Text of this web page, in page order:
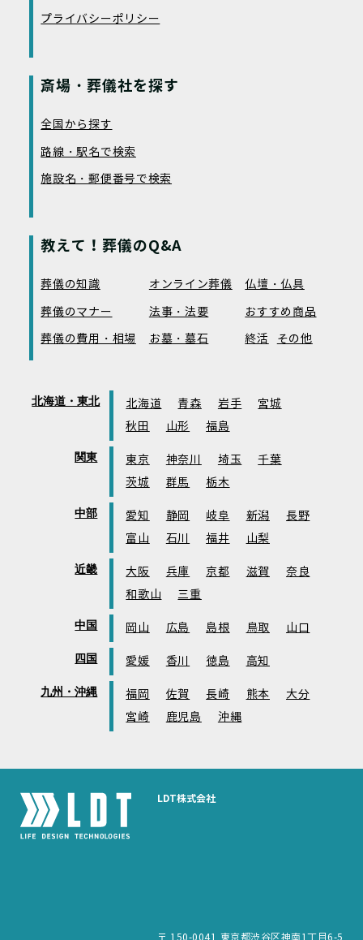
プライバシーポリシー
斎場・葬儀社を探す
全国から探す
路線・駅名で検索
施設名・郵便番号で検索
教えて！葬儀のQ&A
葬儀の知識 オンライン葬儀
仏壇・仏具
葬儀のマナー
法事・法要
おすすめ商品
葬儀の費用・相場
お墓・墓石 終活 その他
北海道・東北 北海道 青森 岩手
宮城
秋田
山形 福島
関東 東京 神奈川 埼玉
千葉
茨城
群馬 栃木
中部 愛知 静岡 岐阜 新潟
長野
富山
石川 福井 山梨
近畿 大阪 兵庫 京都 滋賀
奈良
和歌山
三重
中国 岡山 広島 島根 鳥取 山口
四国 愛媛 香川 徳島 高知
九州・沖縄 福岡 佐賀 長崎 熊本
大分
宮崎
鹿児島 沖縄
LDT株式会社
〒 150-0041 東京都渋谷区神南1丁目6-5